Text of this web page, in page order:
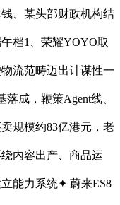
、某头部财政机构结
档1、荣耀YOYO取
流范畴迈出计谋性一
成，鞭策Agent线、
规模约83亿港元，老
内容出产、商品运
能力系统✦ 蔚来ES8